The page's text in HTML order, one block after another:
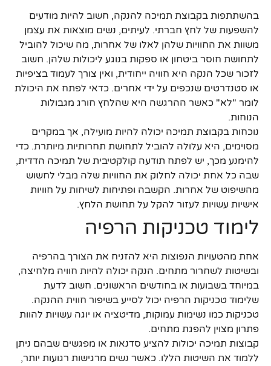
בהשתתפות בקבוצת תמיכה להנקה, חשוב להיות מודעים
להשפעות של לחץ חברתי. לעיתים, נשים מוצאות את עצמן
משוות את החוויות שלהן לאלו של אחרות, מה שיכול להוביל
לתחושת חוסר ביטחון או ספקות בנוגע ליכולות שלהן. חשוב
לזכור שכל הנקה היא חוויה ייחודית, ואין צורך לעמוד בציפיות
או סטנדרטים שנכפים על ידי אחרים. כדאי לפתח את היכולת
לומר "לא" כאשר ההרגשה היא שהלחץ חורג מגבולות
הנוחות.
נוכחות בקבוצת תמיכה יכולה להיות מועילה, אך במקרים
מסוימים, היא עלולה להוביל לתחושת תחרותיות מיותרת. כדי
להימנע מכך, יש לפתח תודעה קולקטיבית של תמיכה הדדית,
שבה כל אחת יכולה לחלוק את החוויות שלה מבלי לחשוש
מהשיפוט של אחרות. הקשבה ופתיחות לשיחות על חוויות
אישיות עשויות לעזור להקל על תחושת הלחץ.
לימוד טכניקות הרפיה
אחת מהטעויות הנפוצות היא להזניח את הצורך בהרפיה
ובשיטות לשחרור מתחים. הנקה יכולה להיות חוויה מלחיצה,
במיוחד בשבועות או בחודשים הראשונים. חשוב לדעת
שלימוד טכניקות הרפיה יכול לסייע בשיפור חווית ההנקה.
טכניקות כמו נשימות עמוקות, מדיטציה או יוגה עשויות להוות
פתרון מצוין להפגת מתחים.
קבוצות תמיכה יכולות להציע סדנאות או מפגשים שבהם ניתן
ללמוד את השיטות הללו. כאשר נשים מרגישות רגועות יותר,